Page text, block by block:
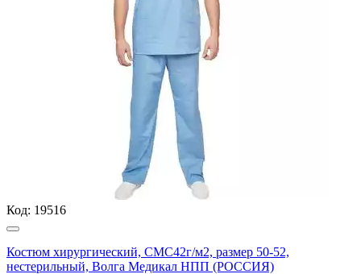
Код: 19516
Костюм хирургический, СМС42г/м2, размер 50-52,
нестерильный, Волга Медикал НПП (РОССИЯ)